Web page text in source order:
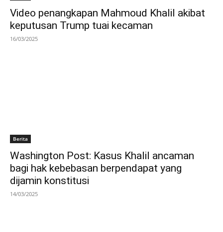
Video penangkapan Mahmoud Khalil akibat
keputusan Trump tuai kecaman
16/03/2025
Berita
Washington Post: Kasus Khalil ancaman
bagi hak kebebasan berpendapat yang
dijamin konstitusi
14/03/2025